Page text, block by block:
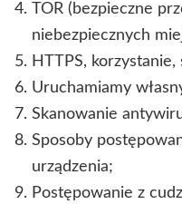
TOR (bezpieczne
niebezpiecznych
HTTPS,
Uruchamiamy
Skanowanie
Sposoby
urządzenia;
Postępowanie z